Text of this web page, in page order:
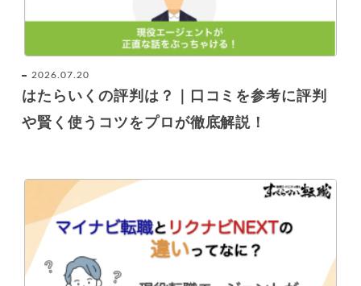
2026.07.20
はたらいくの評判は？｜口コミを参考に評判
や賢く使うコツをプロが徹底解説！